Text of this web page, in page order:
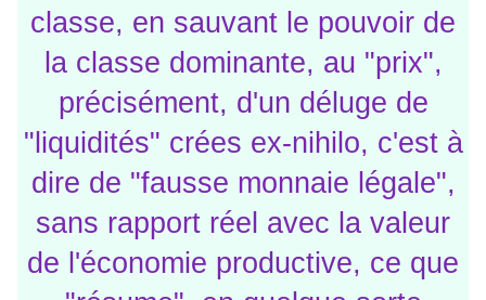
classe, en sauvant le pouvoir de
la classe dominante, au "prix",
précisément, d'un déluge de
"liquidités" crées ex-nihilo, c'est à
dire de "fausse monnaie légale",
sans rapport réel avec la valeur
de l'économie productive, ce que